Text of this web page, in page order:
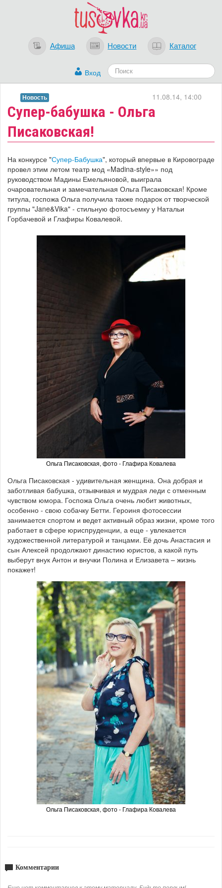
Афиша Новости Каталог
Вход
Супер-бабушка - Ольга
Писаковская!
11.08.14, 14:00
Новость
На конкурсе "Супер-Бабушка", который впервые в Кировограде
провел этим летом театр мод «Madina-style»» под
руководством Мадины Емельяновой, выиграла
очаровательная и замечательная Ольга Писаковская! Кроме
титула, госпожа Ольга получила также подарок от творческой
группы "Jane&Vika" - стильную фотосъемку у Натальи
Горбачевой и Глафиры Ковалевой.
Ольга Писаковская, фото - Глафира Ковалева
Ольга Писаковская - удивительная женщина. Она добрая и
заботливая бабушка, отзывчивая и мудрая леди с отменным
чувством юмора. Госпожа Ольга очень любит животных,
особенно - свою собачку Бетти. Героиня фотосессии
занимается спортом и ведет активный образ жизни, кроме того
работает в сфере юриспруденции, а еще - увлекается
художественной литературой и танцами. Её дочь Анастасия и
сын Алексей продолжают династию юристов, а какой путь
выберут внук Антон и внучки Полина и Елизавета – жизнь
покажет!
Ольга Писаковская, фото - Глафира Ковалева
Комментарии